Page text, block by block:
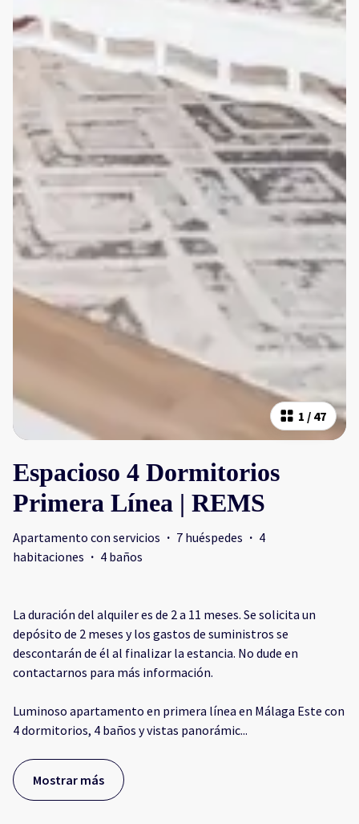
1 / 47
Espacioso 4 Dormitorios
Primera Línea | REMS
Apartamento con servicios · 7 huéspedes · 4
habitaciones · 4 baños
La duración del alquiler es de 2 a 11 meses. Se solicita un
depósito de 2 meses y los gastos de suministros se
descontarán de él al finalizar la estancia. No dude en
contactarnos para más información.
Luminoso apartamento en primera línea en Málaga Este con
4 dormitorios, 4 baños y vistas panorámic...
Mostrar más